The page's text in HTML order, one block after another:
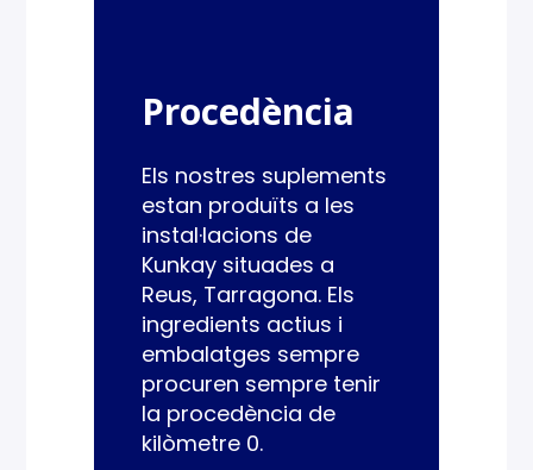
Procedència
Els nostres suplements
estan produïts a les
instal·lacions de
Kunkay situades a
Reus, Tarragona. Els
ingredients actius i
embalatges sempre
procuren sempre tenir
la procedència de
kilòmetre 0.